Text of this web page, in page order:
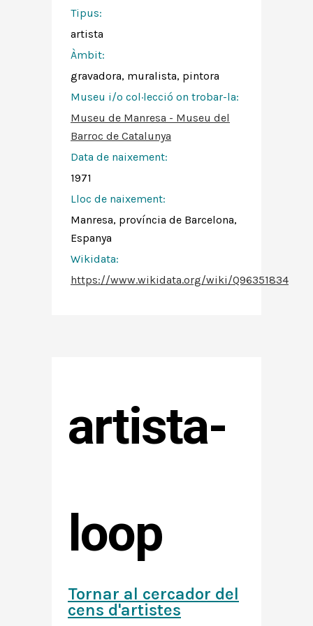
Tipus:
artista
Àmbit:
gravadora, muralista, pintora
Museu i/o col·lecció on trobar-la:
Museu de Manresa - Museu del
Barroc de Catalunya
Data de naixement:
1971
Lloc de naixement:
Manresa, província de Barcelona,
Espanya
Wikidata:
https://www.wikidata.org/wiki/Q96351834
artista-
loop
Tornar al cercador del
cens d'artistes